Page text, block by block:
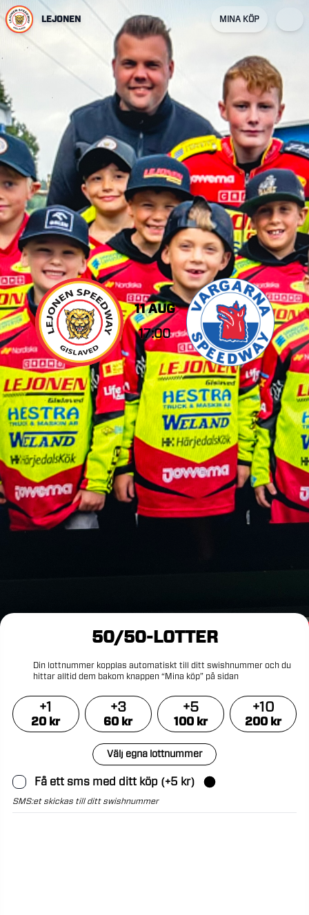
LEJONEN MINA KÖP
11 AUG
17:00
50/50-LOTTER
Din lottnummer kopplas automatiskt till ditt swishnummer och du
hittar alltid dem bakom knappen “Mina köp” på sidan
+1
20kr
+3
60kr
+5
100kr
+10
200kr
Välj egna lottnummer
Få ett sms med ditt köp(+5 kr)
SMS:et skickas till ditt swishnummer